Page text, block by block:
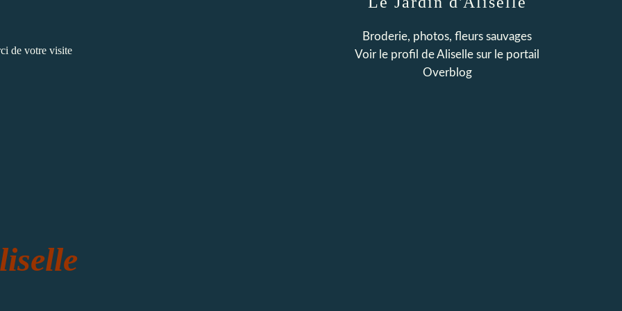
de votre visite
Broderie, photos, fleurs sauvages
Voir le profil deAliselle sur le portail
Overblog